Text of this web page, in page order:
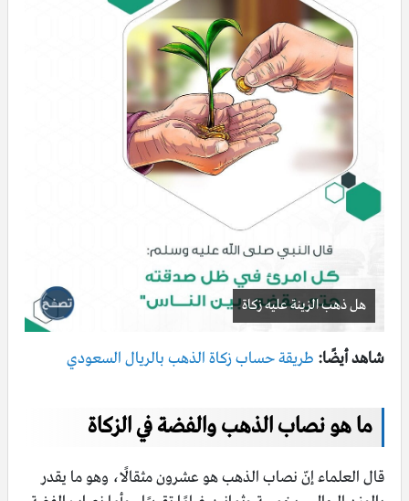
هل ذهب الزينة عليه زكاة
شاهد أيضًا: طريقة حساب زكاة الذهب بالريال السعودي
ما هو نصاب الذهب والفضة في الزكاة
قال العلماء إنّ نصاب الذهب هو عشرون مثقالًا، وهو ما يقدر